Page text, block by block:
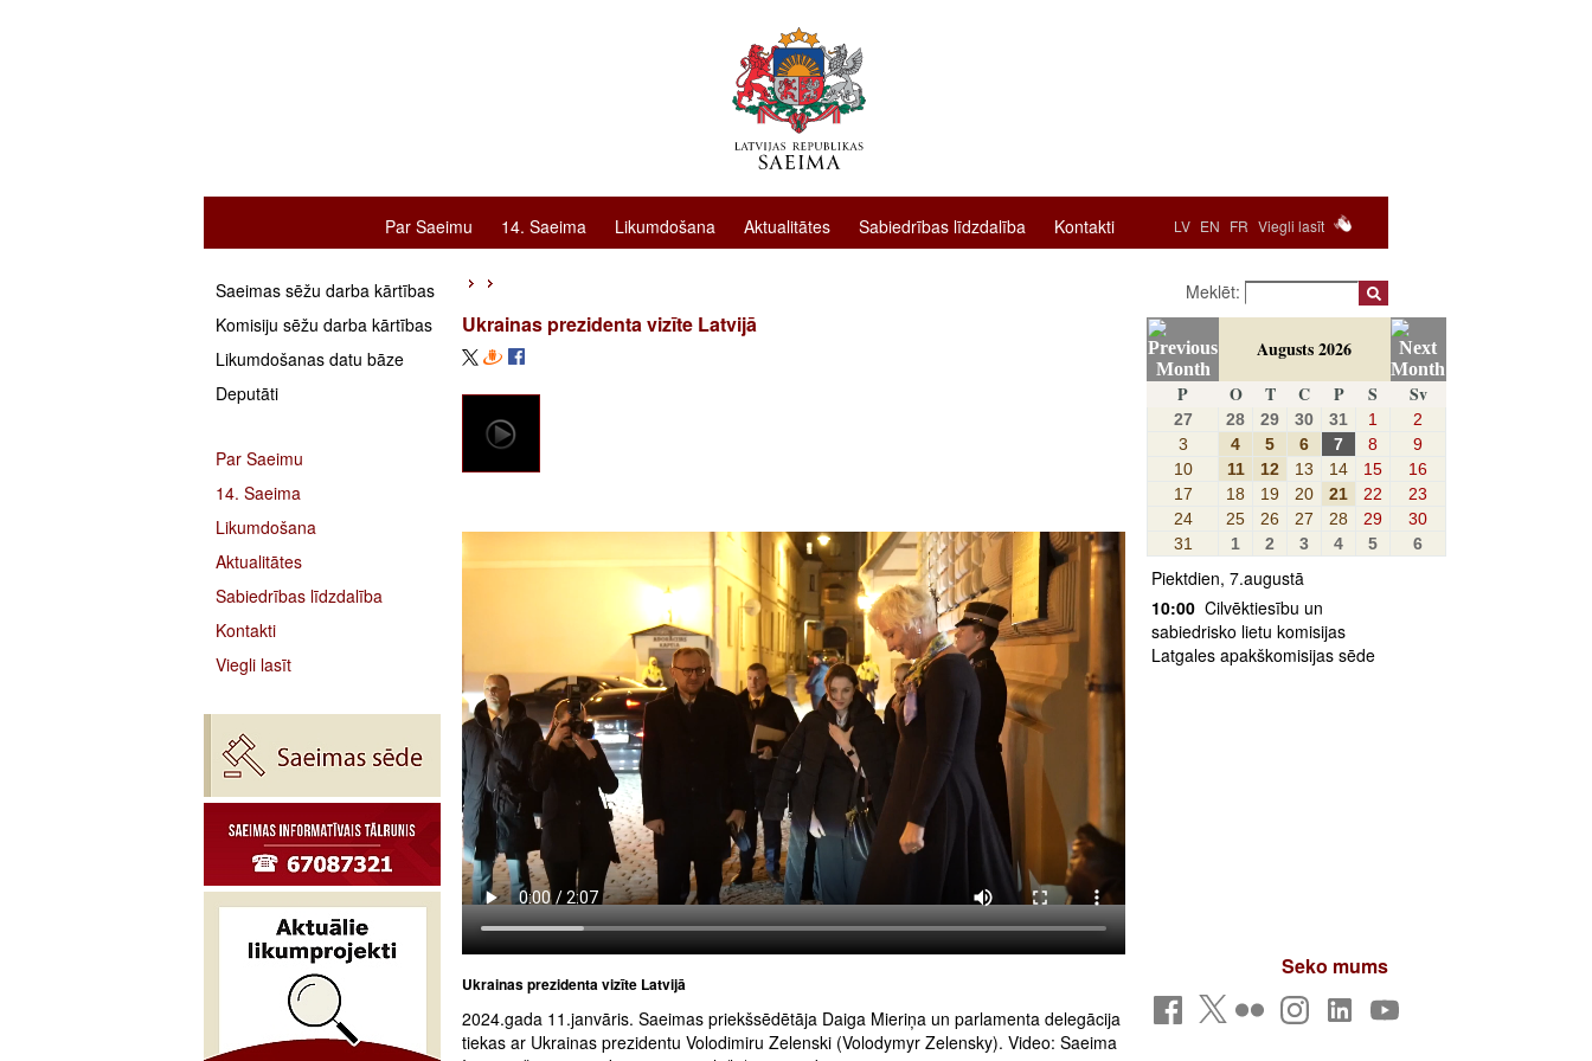
LV EN FR Viegli lasīt
Par Saeimu 14. Saeima Likumdošana Aktualitātes Sabiedrības līdzdalība Kontakti
Saeimas sēžu darba kārtības
Komisiju sēžu darba kārtības
Likumdošanas datu bāze
Deputāti
Par Saeimu
14. Saeima
Likumdošana
Aktualitātes
Sabiedrības līdzdalība
Kontakti
Viegli lasīt
Ukrainas prezidenta vizīte Latvijā
Ukrainas prezidenta vizīte Latvijā
2024.gada 11.janvāris. Saeimas priekšsēdētāja Daiga Mieriņa un parlamenta delegācija
tiekas ar Ukrainas prezidentu Volodimiru Zelenski (Volodymyr Zelensky). Video: Saeima
Meklēt:
Augusts 2026
P
O T C P S Sv
27 28 29 30 31 1
2
3
4 5 6 7 8
9
10
11 12 13 14 15
16
17
18 19 20 21 22
23
24
25 26 27 28 29
30
31
1 2 3 4 5 6
Piektdien, 7.augustā
10:00 Cilvēktiesību un
sabiedrisko lietu komisijas
Latgales apakškomisijas sēde
Seko mums